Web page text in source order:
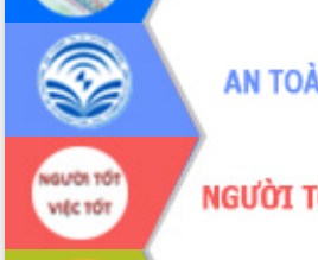
Đoàn đại biểu Quốc hội tỉnh Đắk Lắk
trao đổi thông tin trước Kỳ họp thứ
nhất, Quốc hội khóa XVI
Quyết liệt cải cách hành chính, khơi
thông nguồn lực phát triển
Nâng cao hiệu lực, hiệu quả HĐND
tỉnh thông qua hiện đại hóa hành chính
Xã Ea Phê gắn cải cách hành chính với
chuyển đổi số
Phó Chủ tịch Thường trực UBND tỉnh